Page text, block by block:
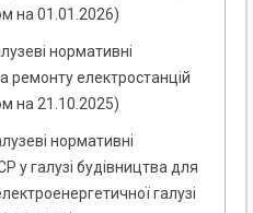
на 01.01.2026)
нормативні
ремонту електростанцій
на 21.10.2025)
нормативні
у галузі будівництва для
галузі